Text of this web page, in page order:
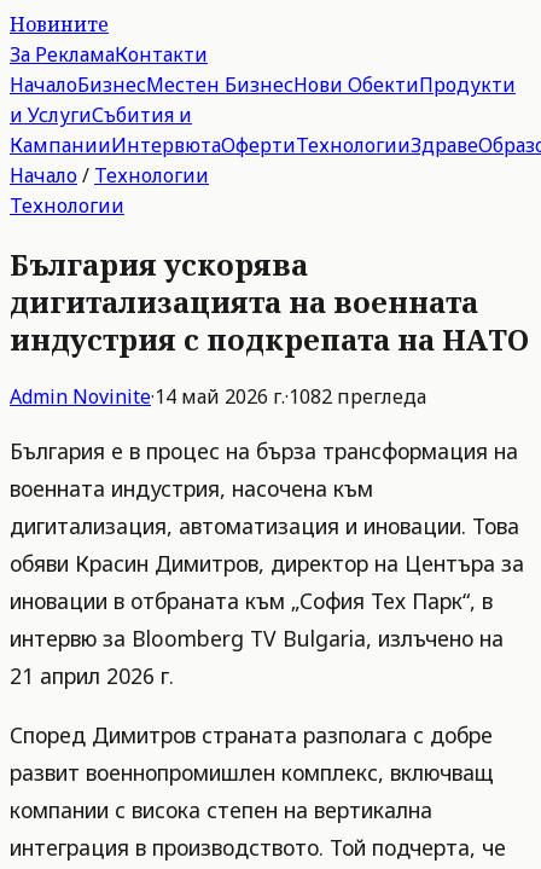
Новините
За РекламаКонтакти
НачалоБизнесМестен БизнесНови ОбектиПродукти
и УслугиСъбития и
КампанииИнтервютаОфертиТехнологииЗдраве
Начало/ Технологии
Технологии
България ускорява
дигитализацията на военната
индустрия с подкрепата на НАТО
Admin Novinite·14 май 2026 г.·1082 прегледа
България е в процес на бърза трансформация на
военната индустрия, насочена към
дигитализация, автоматизация и иновации. Това
обяви Красин Димитров, директор на Центъра за
иновации в отбраната към „София Тех Парк“, в
интервю за Bloomberg TV Bulgaria, излъчено на
21 април 2026 г.
Според Димитров страната разполага с добре
развит военнопромишлен комплекс, включващ
компании с висока степен на вертикална
интеграция в производството. Той подчерта, че